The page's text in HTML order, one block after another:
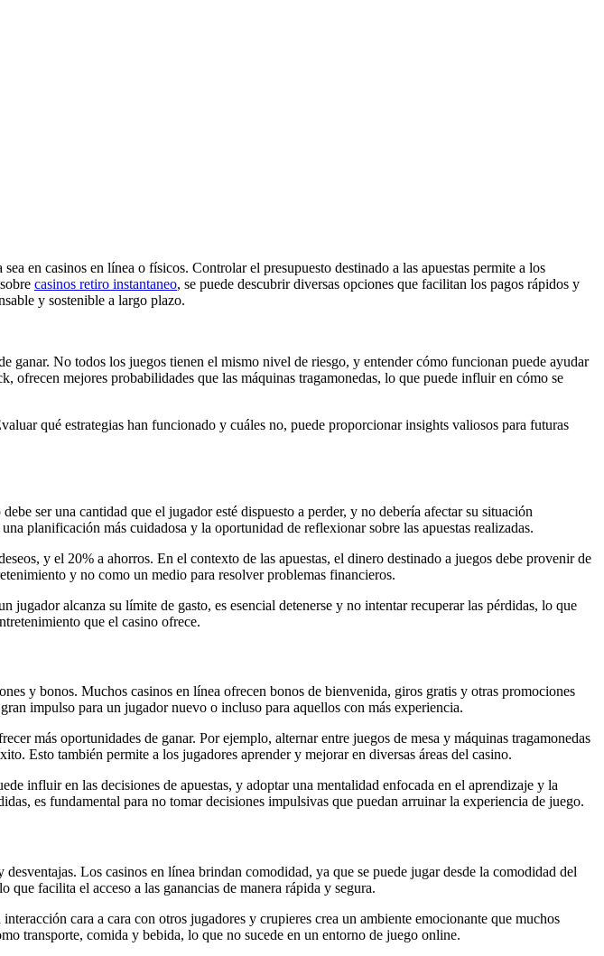
en casinos en línea o físicos. Controlar el presupuesto destinado a las apuestas permite a los
casinos retiro instantaneo, se puede descubrir diversas opciones que facilitan los pagos rápidos y
y sostenible a largo plazo.
ganar. No todos los juegos tienen el mismo nivel de riesgo, y entender cómo funcionan puede ayudar
ofrecen mejores probabilidades que las máquinas tragamonedas, lo que puede influir en cómo se
qué estrategias han funcionado y cuáles no, puede proporcionar insights valiosos para futuras
ser una cantidad que el jugador esté dispuesto a perder, y no debería afectar su situación
planificación más cuidadosa y la oportunidad de reflexionar sobre las apuestas realizadas.
y el 20% a ahorros. En el contexto de las apuestas, el dinero destinado a juegos debe provenir de
y no como un medio para resolver problemas financieros.
alcanza su límite de gasto, es esencial detenerse y no intentar recuperar las pérdidas, lo que
que el casino ofrece.
y bonos. Muchos casinos en línea ofrecen bonos de bienvenida, giros gratis y otras promociones
impulso para un jugador nuevo o incluso para aquellos con más experiencia.
más oportunidades de ganar. Por ejemplo, alternar entre juegos de mesa y máquinas tragamonedas
Esto también permite a los jugadores aprender y mejorar en diversas áreas del casino.
influir en las decisiones de apuestas, y adoptar una mentalidad enfocada en el aprendizaje y la
es fundamental para no tomar decisiones impulsivas que puedan arruinar la experiencia de juego.
Los casinos en línea brindan comodidad, ya que se puede jugar desde la comodidad del
que facilita el acceso a las ganancias de manera rápida y segura.
cara a cara con otros jugadores y crupieres crea un ambiente emocionante que muchos
transporte, comida y bebida, lo que no sucede en un entorno de juego online.